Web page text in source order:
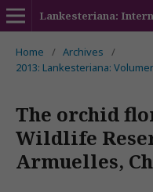
Lankesteriana:
Home / Archives
/
2013: Lankesteriana:
The orchid
Wildlife
Armuelles,